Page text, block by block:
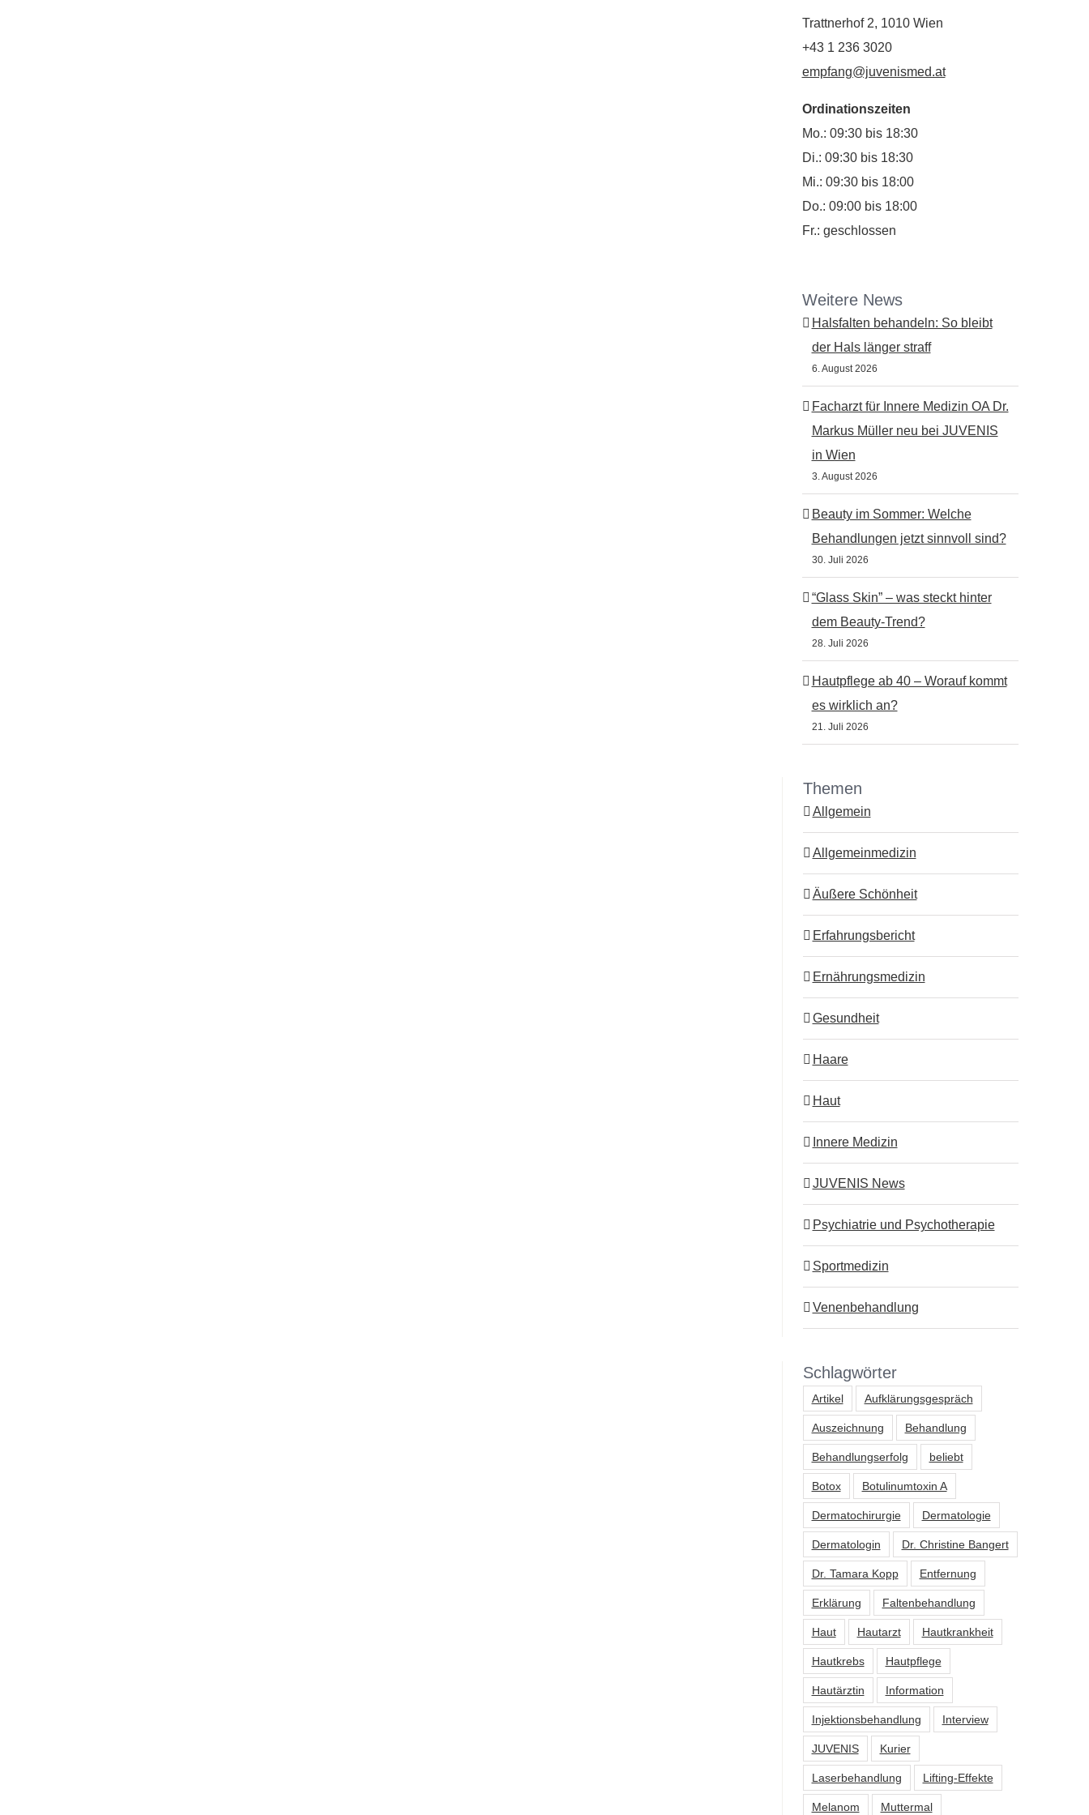
Trattnerhof 2, 1010 Wien
+43 1 236 3020
empfang@juvenismed.at
Ordinationszeiten
Mo.: 09:30 bis 18:30
Di.: 09:30 bis 18:30
Mi.: 09:30 bis 18:00
Do.: 09:00 bis 18:00
Fr.: geschlossen
Weitere News
Halsfalten behandeln: So bleibt
der Hals länger straff
6. August 2026
Facharzt für Innere Medizin OA Dr.
Markus Müller neu bei JUVENIS
in Wien
3. August 2026
Beauty im Sommer: Welche
Behandlungen jetzt sinnvoll sind?
30. Juli 2026
“Glass Skin” – was steckt hinter
dem Beauty-Trend?
28. Juli 2026
Hautpflege ab 40 – Worauf kommt
es wirklich an?
21. Juli 2026
Themen
Allgemein
Allgemeinmedizin
Äußere Schönheit
Erfahrungsbericht
Ernährungsmedizin
Gesundheit
Haare
Haut
Innere Medizin
JUVENIS News
Psychiatrie und Psychotherapie
Sportmedizin
Venenbehandlung
Schlagwörter
Artikel Aufklärungsgespräch
Auszeichnung Behandlung
Behandlungserfolg beliebt
Botox Botulinumtoxin A
Dermatochirurgie Dermatologie
Dermatologin Dr. Christine Bangert
Dr. Tamara Kopp Entfernung
Erklärung Faltenbehandlung
Haut Hautarzt Hautkrankheit
Hautkrebs Hautpflege
Hautärztin Information
Injektionsbehandlung Interview
JUVENIS Kurier
Laserbehandlung Lifting-Effekte
Melanom Muttermal